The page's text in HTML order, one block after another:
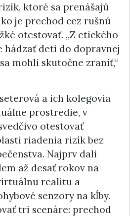
ktoré sa prenášajú
je prechod cez rušnú
otestovať. „Z etického
hádzať deti do dopravnej
mohli skutočne zraniť,“
a ich kolegovia
prostredie, v
otestovať
riadenia rizík bez
Najprv dali
až desať rokov na
realitu a
senzory na kĺby.
tri scenáre: prechod